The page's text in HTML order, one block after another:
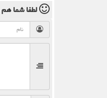
لطفا شما هم